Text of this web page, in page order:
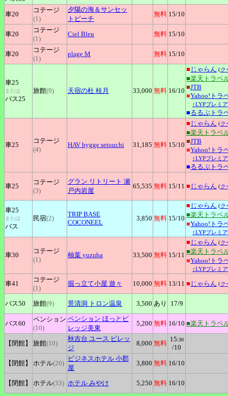
車20
コテージ
(1)
夕陽の海＆サンセッ
トビーチ
無料 15/10
車20
コテージ
(1)
Ciel Bleu 無料 15/10
車20
コテージ
(1)
plage M 無料 15/10
車25
または
バス25
旅館(9) 天宿の杜 桂月 33,000 無料 16/10
■ じゃらん (ク
■楽天トラベ
■JTB
■Yahoo!トラ
↑LYPプレミ
■るるぶトラ
車25
コテージ
(4)
HAV hygge setouchi 31,185 無料 15/10
■ じゃらん (ク
■楽天トラベ
■JTB
■Yahoo!トラ
↑LYPプレミ
■るるぶトラ
車25
コテージ
(3)
グラン リトリート 瀬
戸内岩屋
65,535 無料 15/11 ■ じゃらん (ク
車25
または
バス
民宿(2)
TRIP BASE
COCONEEL
3,850 無料 15/10
■ じゃらん (ク
■楽天トラベ
■Yahoo!トラ
↑LYPプレミ
車30
コテージ
(1)
柚葉 yuzuha 33,500 無料 15/11
■ じゃらん (ク
■楽天トラベ
■Yahoo!トラ
↑LYPプレミ
車41
コテージ
(1)
掘っ立て小屋 遊々 10,000 無料 13/11 ■ じゃらん (ク
バス50 旅館(9) 景清洞 トロン温泉 3,500 あり 17/9
バス60
ペンション
(10)
ペンション ほっとビ
レッジ美東
5,200 無料 16/10 ■楽天トラベ
【閉館】 旅館(10)
秋吉台 ユース ビレッ
ジ
8,000 無料
15:30
/10
【閉館】 ホテル(20)
ビジネスホテル 小郡
屋
3,800 無料 16/10
【閉館】 ホテル(33) ホテル みやけ 5,250 無料 16/10